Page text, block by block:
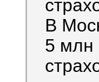
В
5 млн